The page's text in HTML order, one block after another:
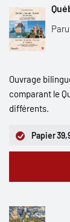
Ouvrage
comparant le
différents.
Papier